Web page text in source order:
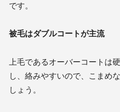
です。
被毛はダブルコートが主流
上毛であるオーバーコートは
し、絡みやすいので、こまめ
しょう。